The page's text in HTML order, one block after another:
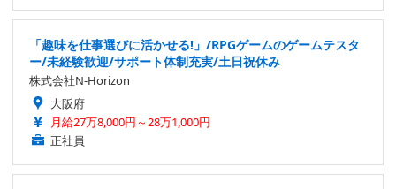
「趣味を仕事選びに活かせる!」/RPGゲームのゲームテスタ
ー/未経験歓迎/サポート体制充実/土日祝休み
株式会社N-Horizon
大阪府
月給27万8,000円～28万1,000円
正社員